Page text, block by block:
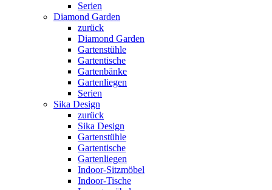
Serien
Diamond Garden
zurück
Diamond Garden
Gartenstühle
Gartentische
Gartenbänke
Gartenliegen
Serien
Sika Design
zurück
Sika Design
Gartenstühle
Gartentische
Gartenliegen
Indoor-Sitzmöbel
Indoor-Tische